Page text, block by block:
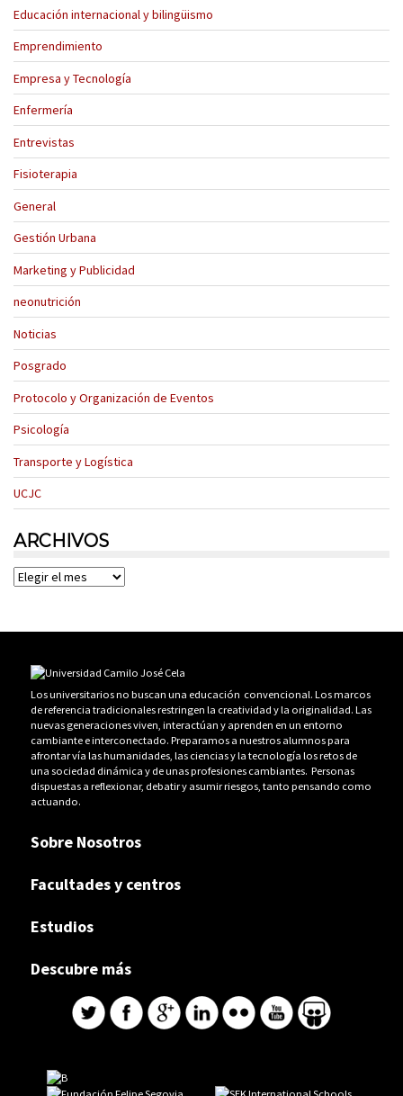
Educación internacional y bilingüismo
Emprendimiento
Empresa y Tecnología
Enfermería
Entrevistas
Fisioterapia
General
Gestión Urbana
Marketing y Publicidad
neonutrición
Noticias
Posgrado
Protocolo y Organización de Eventos
Psicología
Transporte y Logística
UCJC
ARCHIVOS
Archivos
Los universitarios no buscan una educación convencional. Los marcos
de referencia tradicionales restringen la creatividad y la originalidad. Las
nuevas generaciones viven, interactúan y aprenden en un entorno
cambiante e interconectado. Preparamos a nuestros alumnos para
afrontar vía las humanidades, las ciencias y la tecnología los retos de
una sociedad dinámica y de unas profesiones cambiantes. Personas
dispuestas a reflexionar, debatir y asumir riesgos, tanto pensando como
actuando.
Sobre Nosotros
Facultades y centros
Estudios
Descubre más